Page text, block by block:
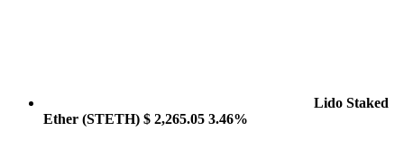
Lido Staked
Ether (STETH) $ 2,265.05 3.46%